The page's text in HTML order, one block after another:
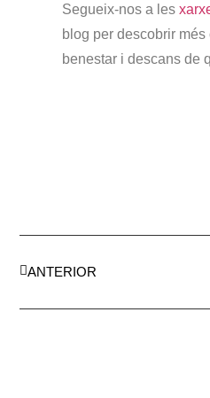
Segueix-nos a les
blog per descobrir
benestar i descans de
ANTERIOR